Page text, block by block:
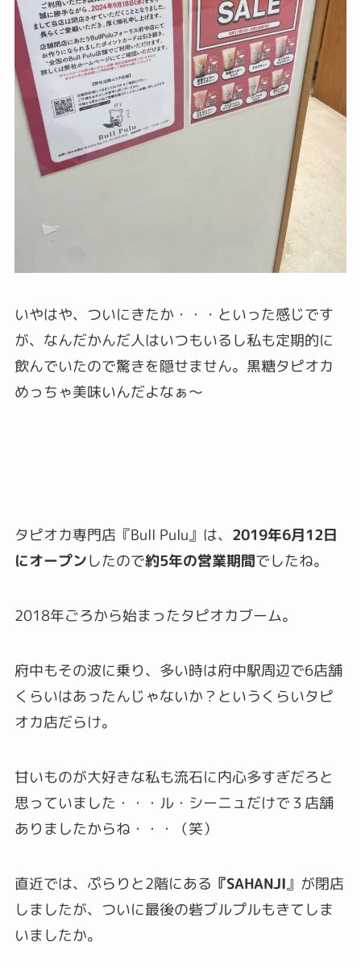
いやはや、ついにきたか・・・といった感じです
が、なんだかんだ人はいつもいるし私も定期的に
飲んでいたので驚きを隠せません。黒糖タピオカ
めっちゃ美味いんだよなぁ～
タピオカ専門店『Bull Pulu』は、 2019年6月12日
にオープンしたので約5年の営業期間でしたね。
2018年ごろから始まったタピオカブーム。
府中もその波に乗り、多い時は府中駅周辺で6店舗
くらいはあったんじゃないか？というくらいタピ
オカ店だらけ。
甘いものが大好きな私も流石に内心多すぎだろと
思っていました・・・ル・シーニュだけで３店舗
ありましたからね・・・（笑）
直近では、ぷらりと2階にある 『SAHANJI』が閉店
しましたが、ついに最後の砦ブルプルもきてしま
いましたか。